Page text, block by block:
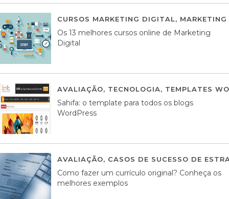
CURSOS MARKETING DIGITAL,
Os 13 melhores cursos online de Marketing
Digital
AVALIAÇÃO, TECNOLOGIA, TEMPLATES
Sahifa: o template para todos os blogs
WordPress
AVALIAÇÃO, CASOS DE SUCESSO DE
Como fazer um currículo original? Conheça os
melhores exemplos